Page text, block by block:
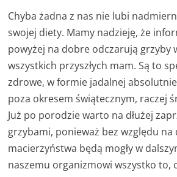
Chyba żadna z nas nie lubi
swojej diety. Mamy nadzieję, że
powyżej na dobre odczarują grzyby
wszystkich przyszłych mam. Są to
zdrowe, w formie jadalnej
poza okresem świątecznym, raczej
Już po porodzie warto na dłużej
grzybami, ponieważ bez względu na
macierzyństwa będą mogły w
naszemu organizmowi wszystko to,